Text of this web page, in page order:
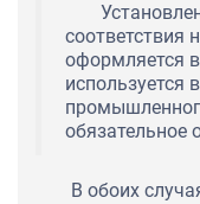
соответствия
оформляется
используется
обязательное
В обоих